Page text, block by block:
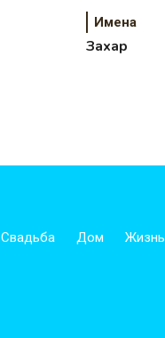
Имена
Захар
Свадьба Дом Жизнь